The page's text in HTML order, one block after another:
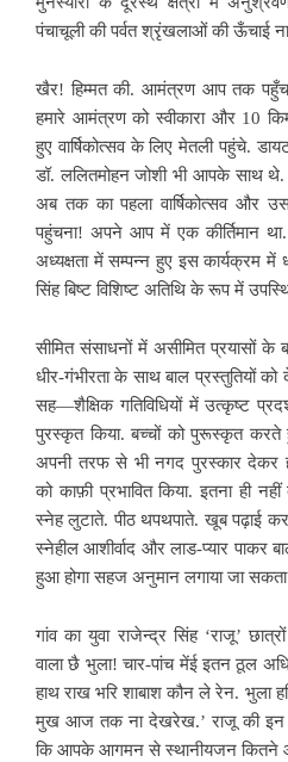
पंचाचूली की पर्वत श्रृंखलाओं की ऊँचाई
खैर! हिम्मत की. आमंत्रण आप तक
हमारे आमंत्रण को स्वीकारा और 10
हुए वार्षिकोत्सव के लिए मेतली पहुंचे.
डॉ. ललितमोहन जोशी भी आपके साथ थे.
अब तक का पहला वार्षिकोत्सव और
पहुंचना! अपने आप में एक कीर्तिमान
अध्यक्षता में सम्पन्न हुए इस कार्यक्रम
सिंह बिष्ट विशिष्ट अतिथि के रूप में
सीमित संसाधनों में असीमित प्रयासों के
धीर-गंभीरता के साथ बाल प्रस्तुतियों
सह—शैक्षिक गतिविधियों में उत्कृष्ट
पुरस्कृत किया. बच्चों को पुरूस्कृत
अपनी तरफ से भी नगद पुरस्कार
को काफ़ी प्रभावित किया. इतना ही
स्नेह लुटाते. पीठ थपथपाते. खूब पढ़ाई
स्नेहील आशीर्वाद और लाड-प्यार पाकर
हुआ होगा सहज अनुमान लगाया जा
गांव का युवा राजेन्द्र सिंह ‘राजू’
वाला छै भुला! चार-पांच मेंई इतन ठूल
हाथ राख भरि शाबाश कौन ले रेन. भुला
मुख आज तक ना देखरेख.’ राजू की इन
कि आपके आगमन से स्थानीयजन कितने